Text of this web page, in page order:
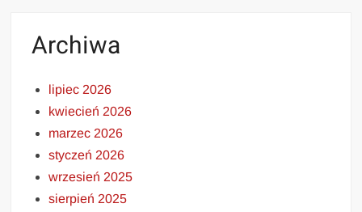
Archiwa
lipiec 2026
kwiecień 2026
marzec 2026
styczeń 2026
wrzesień 2025
sierpień 2025